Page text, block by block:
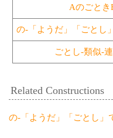
Aのごとき
の-「ようだ」「ごとし
ごとし-類似-
Related Constructions
の-「ようだ」「ごとし」